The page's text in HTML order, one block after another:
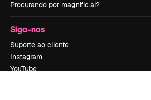
Procurando por magnific.ai?
Siga-nos
Suporte ao cliente
Instagram
YouTube